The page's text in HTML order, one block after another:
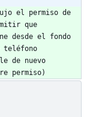
el permiso de
que
teléfono
de nuevo
permiso)